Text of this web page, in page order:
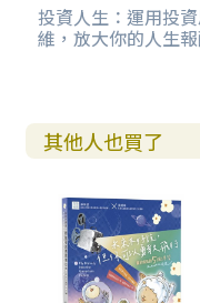
64尼采的《永劫回歸
65親鸞的「他力本願
66康德最後說的話是
68歌德的最後一句話
嗎？」
70畢竟，生死無別啊
投資人生：運用投
維，放大你的人生
其他人也買了